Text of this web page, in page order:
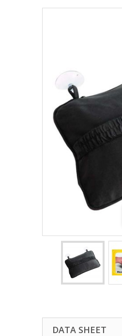
DATA SHEET